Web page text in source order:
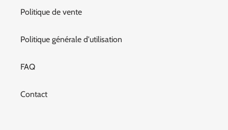
Politique de vente
Politique générale d'utilisation
FAQ
Contact